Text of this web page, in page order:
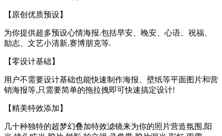
【原创优质预设】
为你提供超多预设心情海报.包括早安、晚安、心语、祝福、
励志、文艺小清新,赛博朋克等.
【零设计基础】
用户不需要设计基础也能快速制作海报、壁纸等平面图片和营
销海报等,只需要简单的拖拉拽即可快速搞定设计!
【精美特效添加】
几十种独特的超梦幻叠加特效滤镜来为你的照片营造氛围,阳